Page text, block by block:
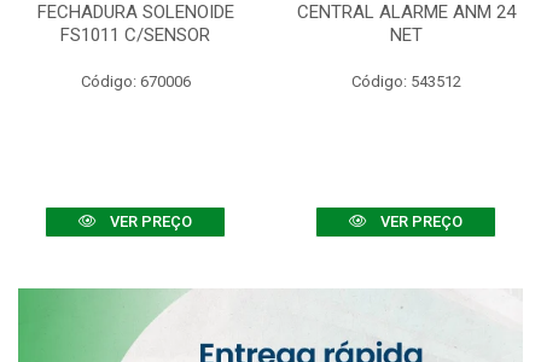
FECHADURA SOLENOIDE
FS1011 C/SENSOR
Código: 670006
VER PREÇO
CENTRAL ALARME ANM 24
NET
Código: 543512
VER PREÇO